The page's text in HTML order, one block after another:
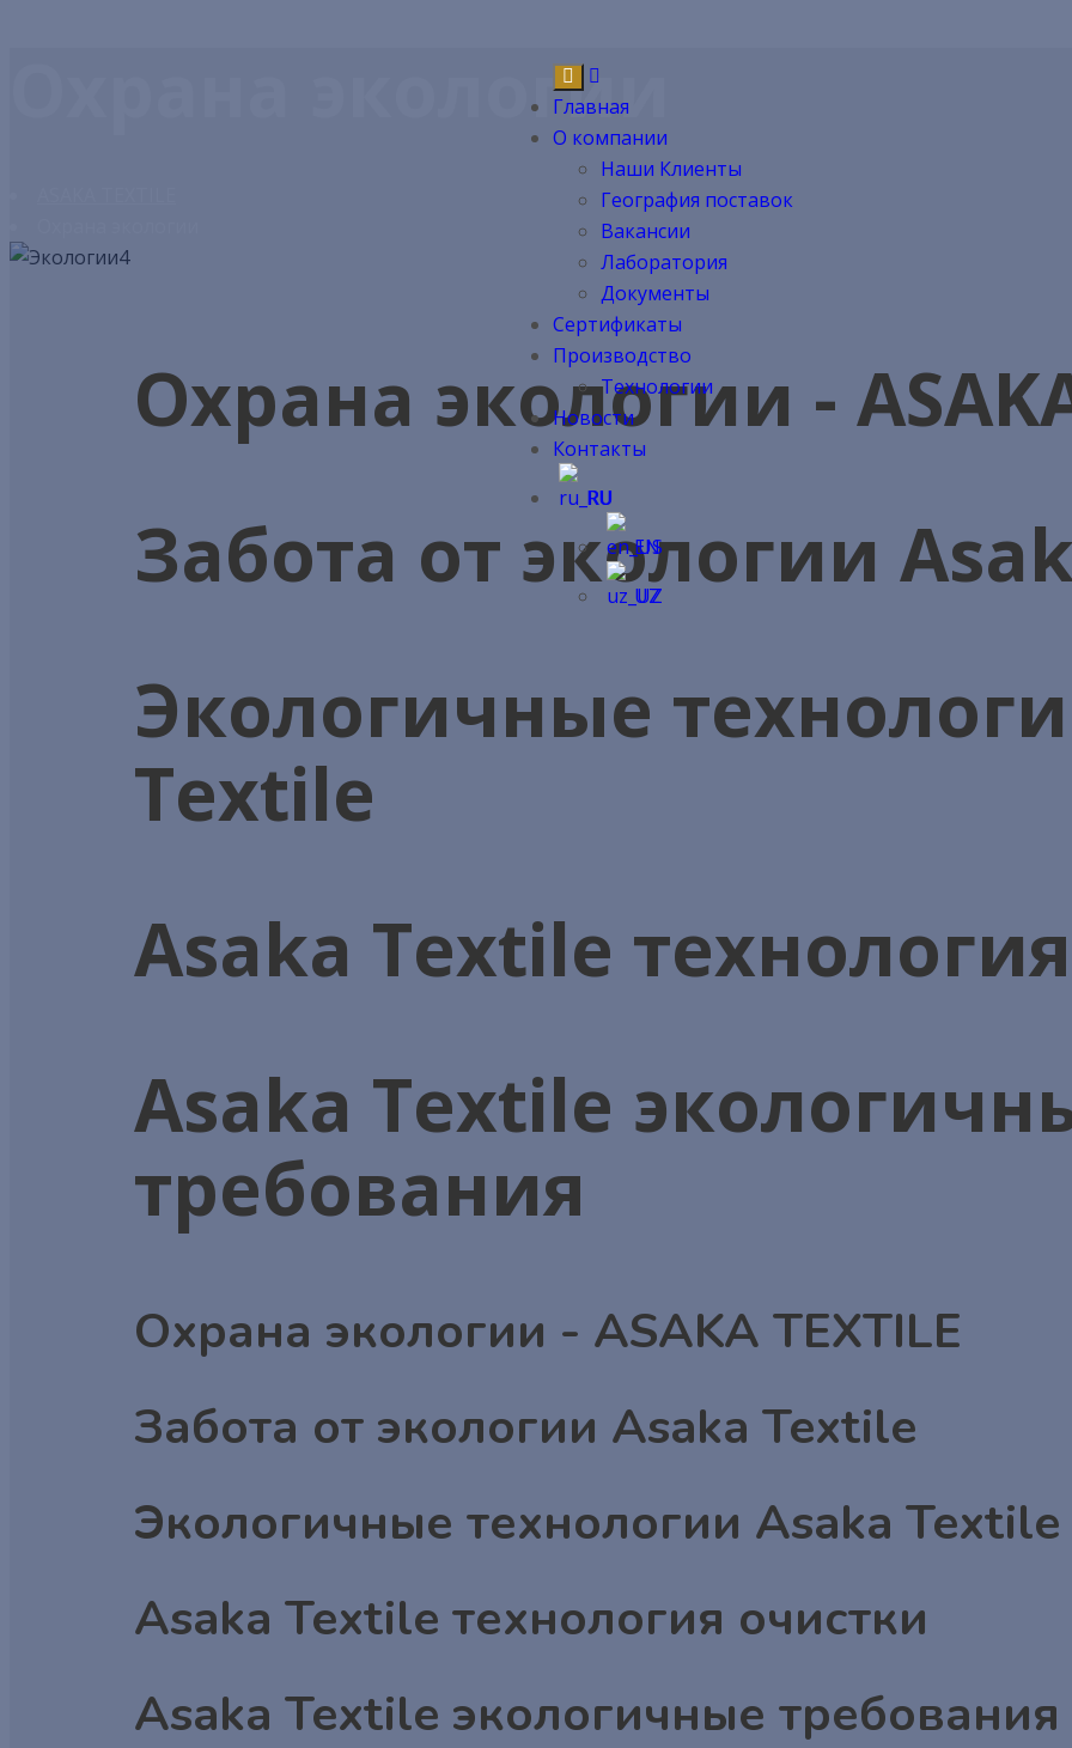
Главная
О компании
Наши Клиенты
География поставок
Вакансии
Лаборатория
Документы
Сертификаты
Производство
Технологии
Новости
Контакты
RU
EN
UZ
Охрана экологии
Охрана экологии -
Забота от экологии
Экологичные
Textile
Asaka Textile
Asaka Textile
требования
Охрана экологии - ASAKA TEXTILE
Забота от экологии Asaka Textile
Экологичные технологии Asaka Textile
Asaka Textile технология очистки
Asaka Textile экологичные требования